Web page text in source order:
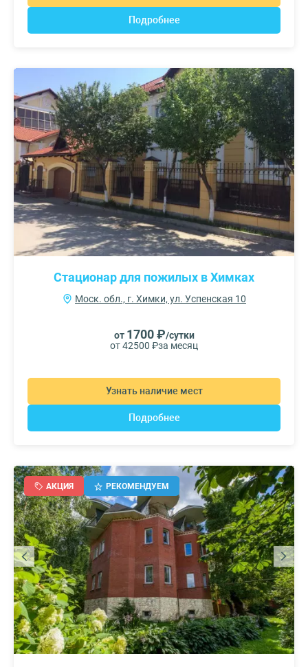
Подробнее
Стационар для пожилых в Химках
Моск. обл., г. Химки, ул. Успенская 10
от 1700 ₽/сутки
от 42500 ₽за месяц
Узнать наличие мест
Подробнее
АКЦИЯ РЕКОМЕНДУЕМ